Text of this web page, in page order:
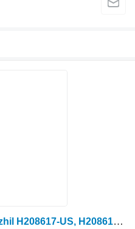
Outras peças funcionais Vazhil H208617-US, H208617 H208617-US para colheitadeira de grãos John Deere 9560 STS, 9570 STS, 9650 STS, 9660